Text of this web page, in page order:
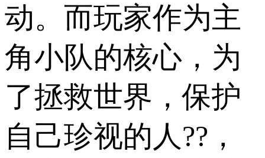
动。而玩家作为主
角小队的核心，为
了拯救世界，保护
自己珍视的人??，